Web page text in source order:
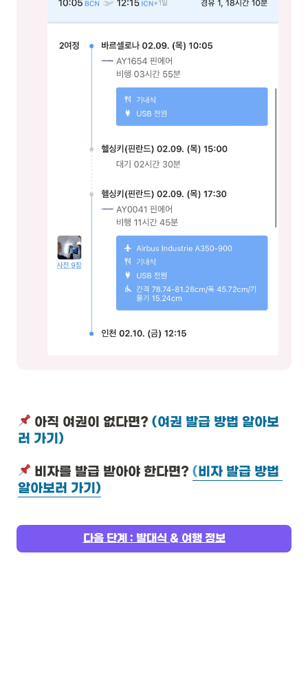
아직 여권이 없다면? (여권 발급 방법 알아보
러 가기)
비자를 발급 받아야 한다면? (비자 발급 방법
알아보러 가기 )
다음 단계 : 발대식 & 여행 정보